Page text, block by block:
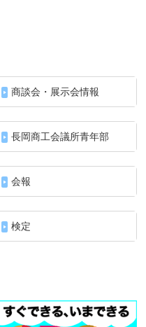
商談会・展示会情報
長岡商工会議所青年部
会報
検定